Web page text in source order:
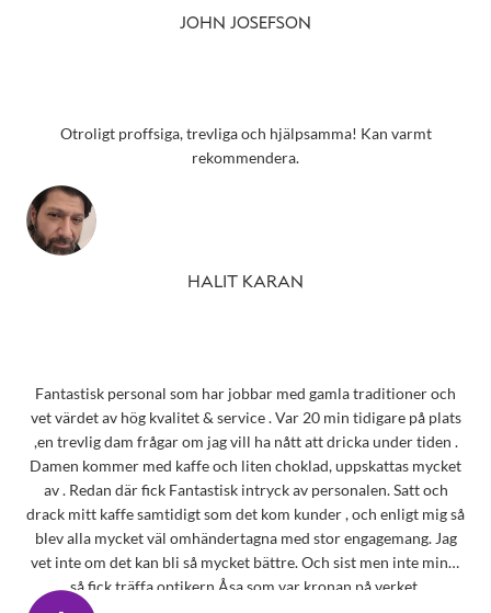
JOHN JOSEFSON
Otroligt proffsiga, trevliga och hjälpsamma! Kan varmt
rekommendera.
HALIT KARAN
Fantastisk personal som har jobbar med gamla traditioner och
vet värdet av hög kvalitet & service . Var 20 min tidigare på plats
,en trevlig dam frågar om jag vill ha nått att dricka under tiden .
Damen kommer med kaffe och liten choklad, uppskattas mycket
av . Redan där fick Fantastisk intryck av personalen. Satt och
drack mitt kaffe samtidigt som det kom kunder , och enligt mig så
blev alla mycket väl omhändertagna med stor engagemang. Jag
vet inte om det kan bli så mycket bättre. Och sist men inte minst
så fick träffa optikern Åsa som var kronan på verket.